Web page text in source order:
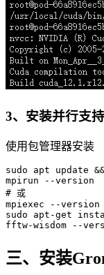
3、安装并行支
使用包管理器安装
sudo apt update
mpirun
--version
# 或
mpiexec
--version
sudo apt-get
fftw-wisdom
--
三、安装